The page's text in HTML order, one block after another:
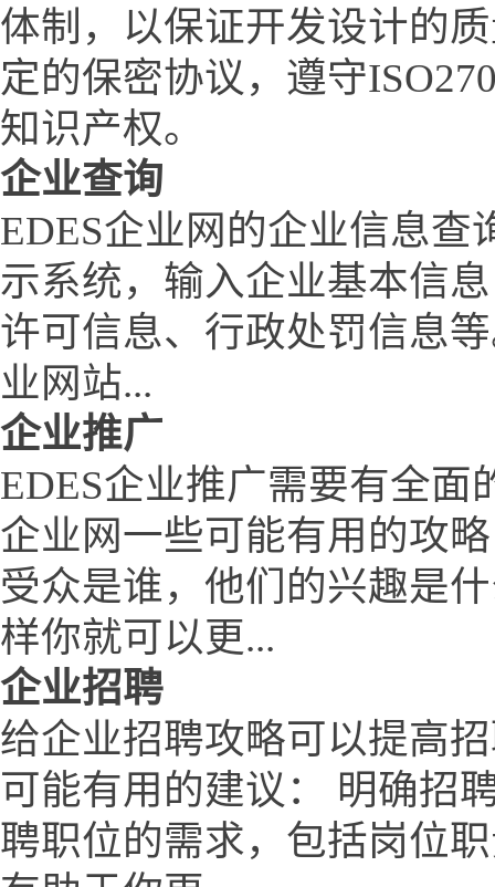
体制，以保证开发设计的
定的保密协议，遵守
知识产权。
企业查询
EDES企业网的企业信息
示系统，输入企业基本信
许可信息、行政处罚信息
业网站...
企业推广
EDES企业推广需要有全面
企业网一些可能有用的攻
受众是谁，他们的兴趣是
样你就可以更...
企业招聘
给企业招聘攻略可以提高
可能有用的建议： 明确招
聘职位的需求，包括岗位